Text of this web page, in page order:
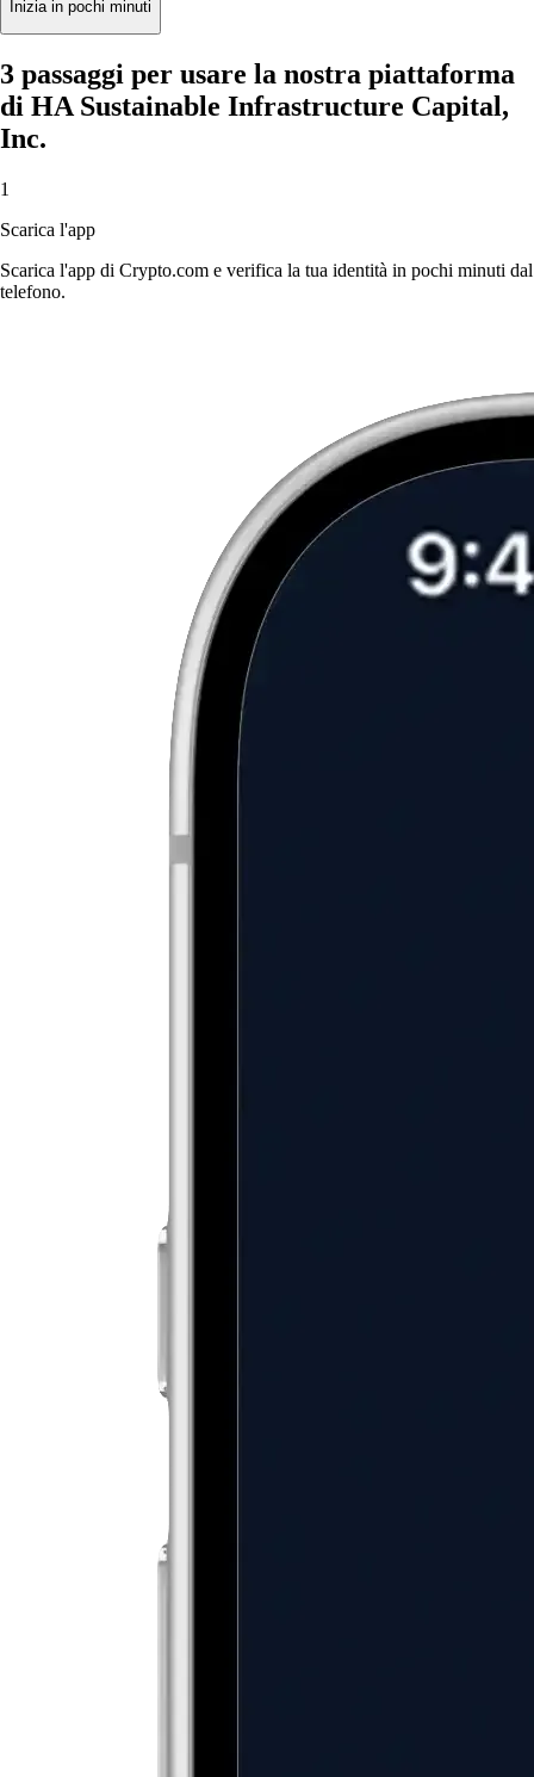
Inizia in pochi minuti
3 passaggi per usare la nostra piattaforma
di HA Sustainable Infrastructure Capital,
Inc.
1
Scarica l'app
Scarica l'app di Crypto.com e verifica la tua identità in pochi minuti dal
telefono.